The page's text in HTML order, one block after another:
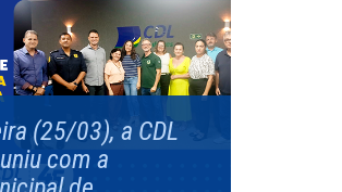
(25/03), a CDL
com a